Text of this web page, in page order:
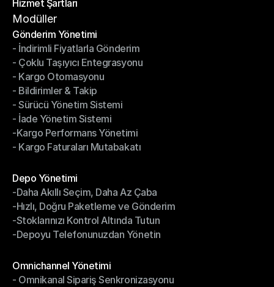
Gizlilik Politikası
Hizmet Şartları
Hizmet Şartları
Modüller
Gönderim Yönetimi
Gönderim Yönetimi
- İndirimli Fiyatlarla Gönderim
- İndirimli Fiyatlarla Gönderim
- Çoklu Taşıyıcı Entegrasyonu
- Çoklu Taşıyıcı Entegrasyonu
- Kargo Otomasyonu
- Kargo Otomasyonu
- Bildirimler & Takip
- Bildirimler & Takip
- Sürücü Yönetim Sistemi
- Sürücü Yönetim Sistemi
- İade Yönetim Sistemi
- İade Yönetim Sistemi
-Kargo Performans Yönetimi
-Kargo Performans Yönetimi
- Kargo Faturaları Mutabakatı
Depo Yönetimi
Depo Yönetimi
-Daha Akıllı Seçim, Daha Az Çaba
-Daha Akıllı Seçim, Daha Az Çaba
-Hızlı, Doğru Paketleme ve Gönderim
-Hızlı, Doğru Paketleme ve Gönderim
-Stoklarınızı Kontrol Altında Tutun
-Stoklarınızı Kontrol Altında Tutun
-Depoyu Telefonunuzdan Yönetin
Omnichannel Yönetimi
Omnichannel Yönetimi
- Omnikanal Sipariş Senkronizasyonu